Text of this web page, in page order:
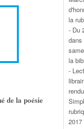
de la poésie
la
- Du
dans
la
-
2017